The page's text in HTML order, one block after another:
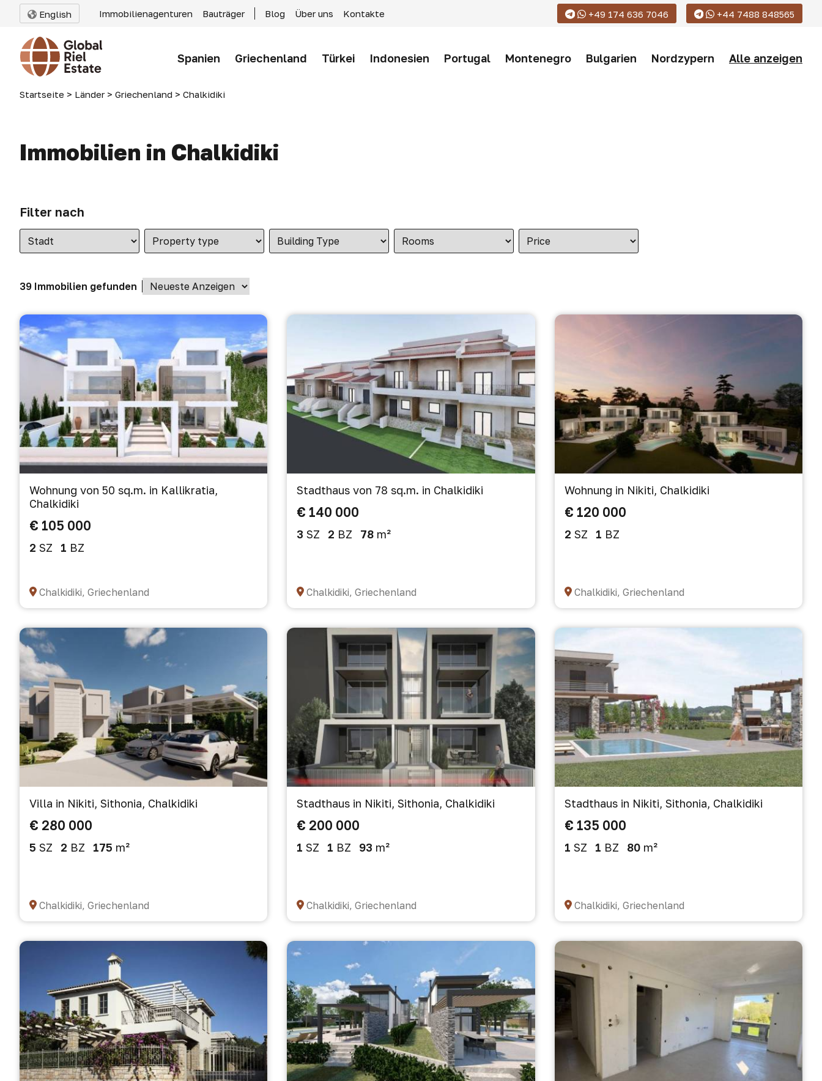
English Immobilienagenturen Bauträger Blog Über uns Kontakte +49 174 636 7046 +44 7488 848565
Spanien Griechenland Türkei Indonesien Portugal Montenegro Bulgarien Nordzypern Alle anzeigen
Startseite > Länder > Griechenland > Chalkidiki
Immobilien in Chalkidiki
Filter nach
39 Immobilien gefunden
Wohnung von 50 sq.m. in Kallikratia,
Chalkidiki
€ 105 000
2 SZ 1 BZ
Chalkidiki, Griechenland
Stadthaus von 78 sq.m. in Chalkidiki
€ 140 000
3 SZ 2 BZ 78 m²
Chalkidiki, Griechenland
Wohnung in Nikiti, Chalkidiki
€ 120 000
2 SZ 1 BZ
Chalkidiki, Griechenland
Villa in Nikiti, Sithonia, Chalkidiki
€ 280 000
5 SZ 2 BZ 175 m²
Chalkidiki, Griechenland
Stadthaus in Nikiti, Sithonia, Chalkidiki
€ 200 000
1 SZ 1 BZ 93 m²
Chalkidiki, Griechenland
Stadthaus in Nikiti, Sithonia, Chalkidiki
€ 135 000
1 SZ 1 BZ 80 m²
Chalkidiki, Griechenland